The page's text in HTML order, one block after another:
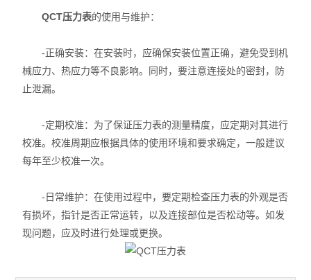
QCT压力表的使用与维护：
-正确安装：在安装时，应确保安装位置正确，避免受到机
械应力、热应力等不良影响。同时，要注意连接处的密封，防
止泄漏。
-定期校准：为了保证压力表的测量精度，应定期对其进行
校准。校准周期应根据具体的使用环境和要求确定，一般建议
每年至少校准一次。
-日常维护：在使用过程中，要定期检查压力表的外观是否
有损坏，指针是否正常运转，以及连接部位是否松动等。如发
现问题，应及时进行处理或更换。